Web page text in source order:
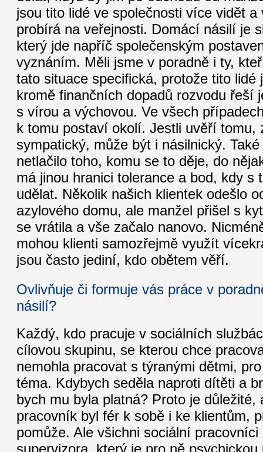
jsou tito lidé ve společnosti více vidět
probírá na veřejnosti. Domácí násilí je
který jde napříč společenským
vyznáním. Měli jsme v poradně i ty,
tato situace specifická, protože tito lidé
kromě finančních dopadů rozvodu řeší
s vírou a výchovou. Ve všech
k tomu postaví okolí. Jestli uvěří tomu,
sympatický, může být i násilnický.
netlačilo toho, komu se to děje, do
má jinou hranici tolerance a bod, kdy s
udělat. Několik našich klientek odešlo
azylového domu, ale manžel přišel s
se vrátila a vše začalo nanovo.
mohou klienti samozřejmě využít
jsou často jediní, kdo obětem věří.
Ovlivňuje či formuje vás práce v
násilí?
Každý, kdo pracuje v sociálních
cílovou skupinu, se kterou chce
nemohla pracovat s týranými dětmi,
téma. Kdybych seděla naproti dítěti a
bych mu byla platná? Proto je důležité,
pracovník byl fér k sobě i ke klientům,
pomůže. Ale všichni sociální
supervizora, který je pro ně